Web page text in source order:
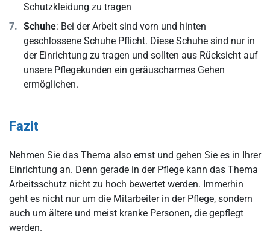
Schutzkleidung zu tragen
Schuhe: Bei der Arbeit sind vorn und hinten
geschlossene Schuhe Pflicht. Diese Schuhe sind nur in
der Einrichtung zu tragen und sollten aus Rücksicht auf
unsere Pflegekunden ein geräuscharmes Gehen
ermöglichen.
Fazit
Nehmen Sie das Thema also ernst und gehen Sie es in Ihrer
Einrichtung an. Denn gerade in der Pflege kann das Thema
Arbeitsschutz nicht zu hoch bewertet werden. Immerhin
geht es nicht nur um die Mitarbeiter in der Pflege, sondern
auch um ältere und meist kranke Personen, die gepflegt
werden.